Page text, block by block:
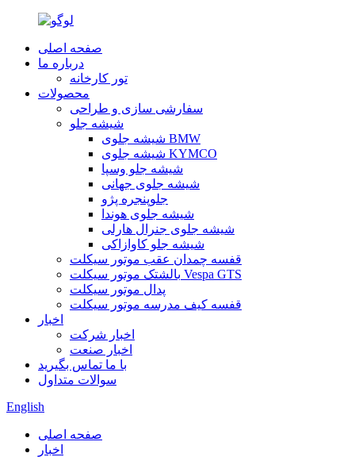
صفحه اصلی
درباره ما
تور کارخانه
محصولات
سفارشی سازی و طراحی
شیشه جلو
شیشه جلوی BMW
شیشه جلوی KYMCO
شیشه جلو وسپا
شیشه جلوی جهانی
جلوپنجره پژو
شیشه جلوی هوندا
شیشه جلوی جنرال هارلی
شیشه جلو کاوازاکی
قفسه چمدان عقب موتور سیکلت
بالشتک موتور سیکلت Vespa GTS
پدال موتور سیکلت
قفسه کیف مدرسه موتور سیکلت
اخبار
اخبار شرکت
اخبار صنعت
با ما تماس بگیرید
سوالات متداول
English
صفحه اصلی
اخبار